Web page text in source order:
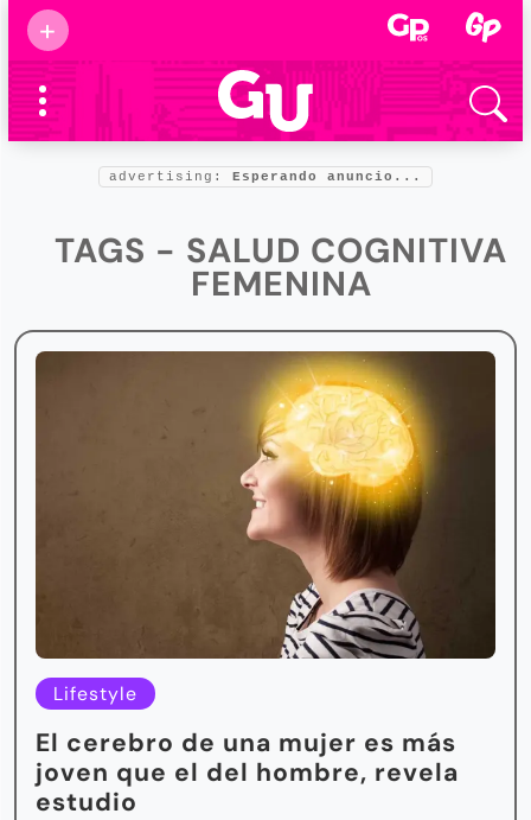
+
Supermamás
2025
Marcas de
confianza
Foro salud
advertising: Esperando anuncio...
TAGS - SALUD COGNITIVA
FEMENINA
Lifestyle
El cerebro de una mujer es más
joven que el del hombre, revela
estudio